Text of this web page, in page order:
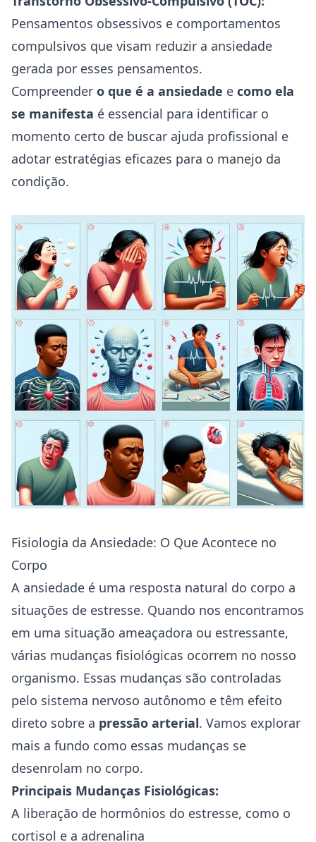
Pensamentos obsessivos e comportamentos
compulsivos que visam reduzir a ansiedade
gerada por esses pensamentos.
Compreender o que é a ansiedade e como ela
se manifesta é essencial para identificar o
momento certo de buscar ajuda profissional e
adotar estratégias eficazes para o manejo da
condição.
Fisiologia da Ansiedade: O Que Acontece no
Corpo
A ansiedade é uma resposta natural do corpo a
situações de estresse. Quando nos encontramos
em uma situação ameaçadora ou estressante,
várias mudanças fisiológicas ocorrem no nosso
organismo. Essas mudanças são controladas
pelo sistema nervoso autônomo e têm efeito
direto sobre a pressão arterial. Vamos explorar
mais a fundo como essas mudanças se
desenrolam no corpo.
Principais Mudanças Fisiológicas:
A liberação de hormônios do estresse, como o
cortisol e a adrenalina